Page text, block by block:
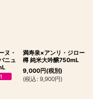
ヌ・
ニュ
満寿泉×アンリ・ジロー
樽 純米大吟醸750mL
9,000円(税別)
(税込 : 9,900円)